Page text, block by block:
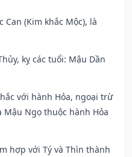
Can (Kim khắc Mộc), là
kỵ các tuổi: Mậu Dần
với hành Hỏa, ngoại trừ
Mậu Ngọ thuộc hành Hỏa
hợp với Tý và Thìn thành